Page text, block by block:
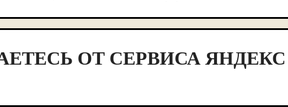
ОТ СЕРВИСА ЯНДЕКС